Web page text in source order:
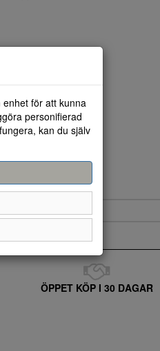
ÖPPET KÖP I 30 DAGAR
för att kunna
personifierad
kan du själv